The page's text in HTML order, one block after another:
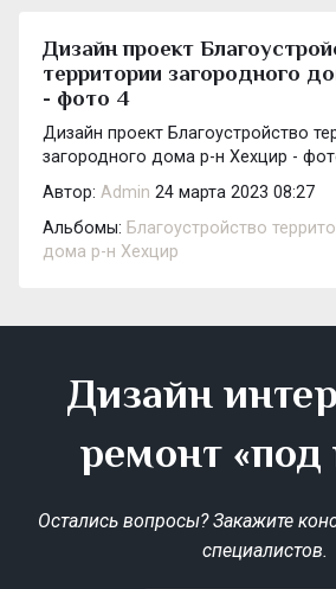
Дизайн проект
территории загородного
- фото 4
Дизайн проект Благоустройство
загородного дома р-н Хехцир -
Автор: Admin 24 марта 2023 08:27
Альбомы: Благоустройство
дома р-н Хехцир
Дизайн
ремонт «под
Остались вопросы? Закажите
специалистов.